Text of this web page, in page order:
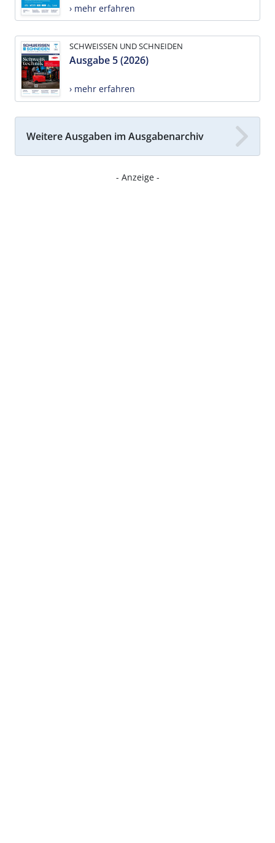
› mehr erfahren
SCHWEISSEN UND SCHNEIDEN
Ausgabe 5 (2026)
› mehr erfahren
Weitere Ausgaben im Ausgabenarchiv
- Anzeige -